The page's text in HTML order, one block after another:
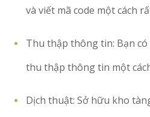
và viết mã code một cách
Thu thập thông tin: Bạn
thu thập thông tin một
Dịch thuật: Sở hữu kho